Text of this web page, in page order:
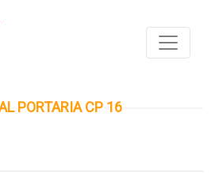
PORTARIA CP 16